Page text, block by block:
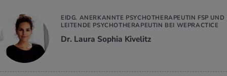
EIDG. ANERKANNTE PSYCHOTHERAPEUTIN FSP UND
LEITENDE PSYCHOTHERAPEUTIN BEI WEPRACTICE
Dr. Laura Sophia Kivelitz